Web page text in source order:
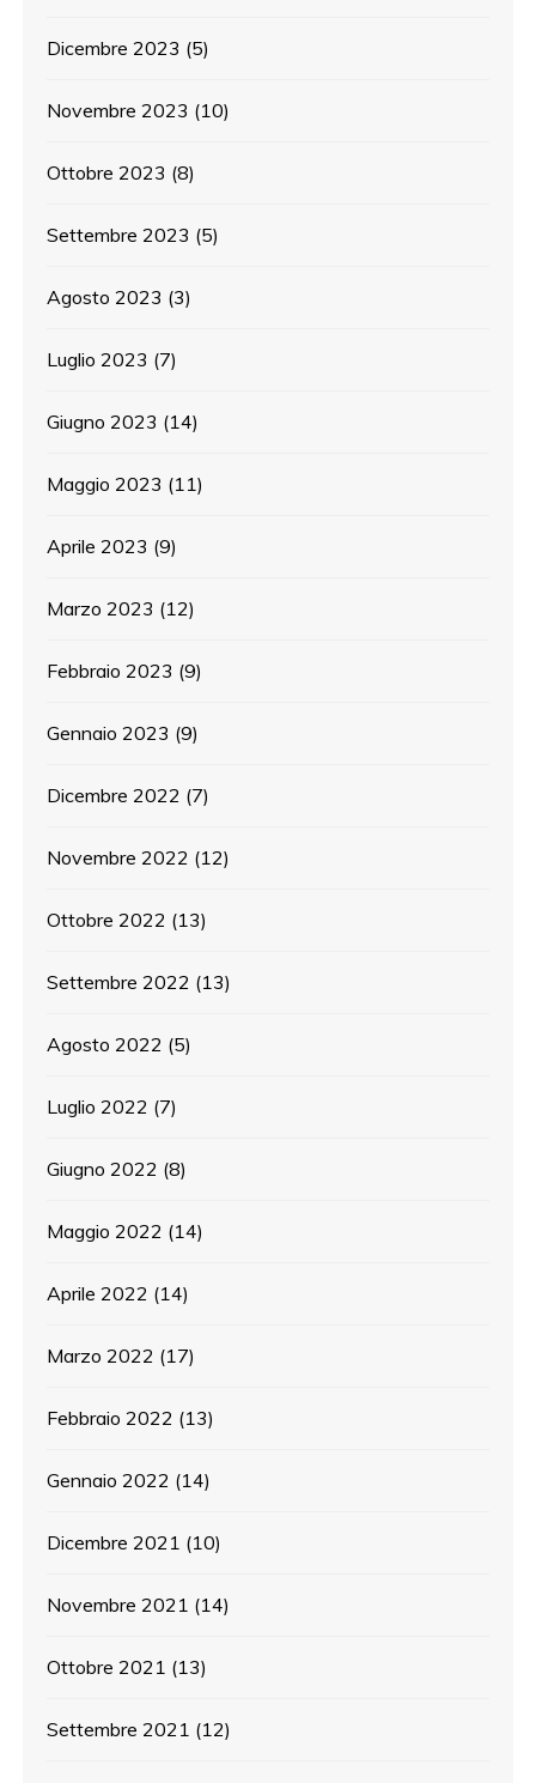
Dicembre 2023 (5)
Novembre 2023 (10)
Ottobre 2023 (8)
Settembre 2023 (5)
Agosto 2023 (3)
Luglio 2023 (7)
Giugno 2023 (14)
Maggio 2023 (11)
Aprile 2023 (9)
Marzo 2023 (12)
Febbraio 2023 (9)
Gennaio 2023 (9)
Dicembre 2022 (7)
Novembre 2022 (12)
Ottobre 2022 (13)
Settembre 2022 (13)
Agosto 2022 (5)
Luglio 2022 (7)
Giugno 2022 (8)
Maggio 2022 (14)
Aprile 2022 (14)
Marzo 2022 (17)
Febbraio 2022 (13)
Gennaio 2022 (14)
Dicembre 2021 (10)
Novembre 2021 (14)
Ottobre 2021 (13)
Settembre 2021 (12)